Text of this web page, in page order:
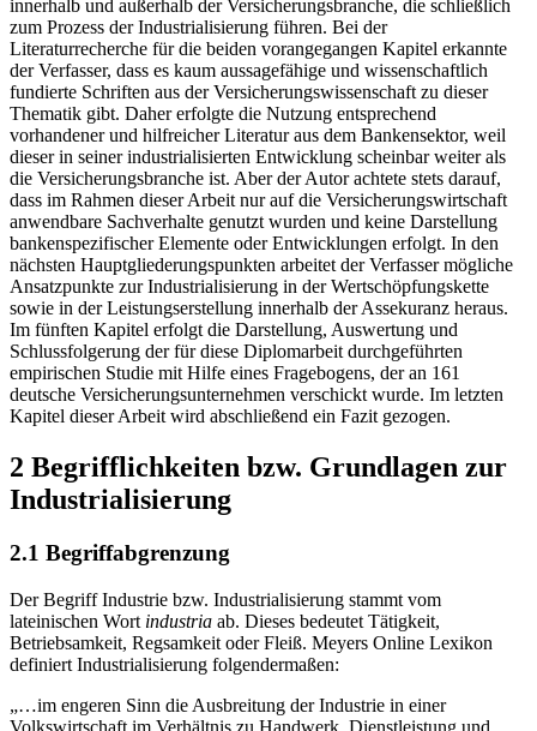
innerhalb und außerhalb der Versicherungsbranche, die schließlich
zum Prozess der Industrialisierung führen. Bei der
Literaturrecherche für die beiden vorangegangen Kapitel erkannte
der Verfasser, dass es kaum aussagefähige und wissenschaftlich
fundierte Schriften aus der Versicherungswissenschaft zu dieser
Thematik gibt. Daher erfolgte die Nutzung entsprechend
vorhandener und hilfreicher Literatur aus dem Bankensektor, weil
dieser in seiner industrialisierten Entwicklung scheinbar weiter als
die Versicherungsbranche ist. Aber der Autor achtete stets darauf,
dass im Rahmen dieser Arbeit nur auf die Versicherungswirtschaft
anwendbare Sachverhalte genutzt wurden und keine Darstellung
bankenspezifischer Elemente oder Entwicklungen erfolgt. In den
nächsten Hauptgliederungspunkten arbeitet der Verfasser mögliche
Ansatzpunkte zur Industrialisierung in der Wertschöpfungskette
sowie in der Leistungserstellung innerhalb der Assekuranz heraus.
Im fünften Kapitel erfolgt die Darstellung, Auswertung und
Schlussfolgerung der für diese Diplomarbeit durchgeführten
empirischen Studie mit Hilfe eines Fragebogens, der an 161
deutsche Versicherungsunternehmen verschickt wurde. Im letzten
Kapitel dieser Arbeit wird abschließend ein Fazit gezogen.
2 Begrifflichkeiten bzw. Grundlagen zur
Industrialisierung
2.1 Begriffabgrenzung
Der Begriff Industrie bzw. Industrialisierung stammt vom
lateinischen Wort industria ab. Dieses bedeutet Tätigkeit,
Betriebsamkeit, Regsamkeit oder Fleiß. Meyers Online Lexikon
definiert Industrialisierung folgendermaßen:
„…im engeren Sinn die Ausbreitung der Industrie in einer
Volkswirtschaft im Verhältnis zu Handwerk, Dienstleistung und